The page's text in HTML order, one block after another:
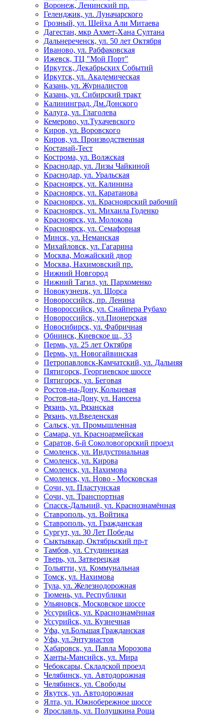
Воронеж, Ленинский пр.
Геленджик, ул. Луначарского
Грозный, ул. Шейха Али Митаева
Дагестан, мкр Ахмет-Хана Султана
Дальнереченск, ул. 50 лет Октября
Иваново, ул. Рабфаковская
Ижевск, ТЦ "Мой Порт"
Иркутск, Декабрьских Событий
Иркутск, ул. Академическая
Казань, ул. Журналистов
Казань, ул. Сибирский тракт
Калининград, Дм.Донского
Калуга, ул. Глаголева
Кемерово, ул.Тухачевского
Киров, ул. Воровского
Киров, ул. Производственная
Костанай-Тест
Кострома, ул. Волжская
Краснодар, ул. Лизы Чайкиной
Краснодар, ул. Уральская
Красноярск, ул. Калинина
Красноярск, ул. Каратанова
Красноярск, ул. Красноярский рабочий
Красноярск, ул. Михаила Годенко
Красноярск, ул. Молокова
Красноярск, ул. Семафорная
Минск, ул. Неманская
Михайловск, ул. Гагарина
Москва, Можайский двор
Москва, Нахимовский пр.
Нижний Новгород
Нижний Тагил, ул. Пархоменко
Новокузнецк, ул. Щорса
Новороссийск, пр. Ленина
Новороссийск, ул. Снайпера Рубахо
Новороссийск, ул.Пионерская
Новосибирск, ул. Фабричная
Обнинск, Киевское ш., 33
Пермь, ул. 25 лет Октября
Пермь, ул. Новогайвинская
Петропавловск-Камчатский, ул. Дальняя
Пятигорск, Георгиевское шоссе
Пятигорск, ул. Беговая
Ростов-на-Дону, Кольцевая
Ростов-на-Дону, ул. Нансена
Рязань, ул. Рязанская
Рязань, ул.Введенская
Сальск, ул. Промышленная
Самара, ул. Красноармейская
Саратов, 6-й Соколовогорский проезд
Смоленск, ул. Индустриальная
Смоленск, ул. Кирова
Смоленск, ул. Нахимова
Смоленск, ул. Ново - Московская
Сочи, ул. Пластунская
Сочи, ул. Транспортная
Спасск-Дальний, ул. Краснознамённая
Ставрополь, ул. Войтика
Ставрополь, ул. Гражданская
Сургут, ул. 30 Лет Победы
Сыктывкар, Октябрьский пр-т
Тамбов, ул. Студинецкая
Тверь, ул. Затверецкая
Тольятти, ул. Коммунальная
Томск, ул. Нахимова
Тула, ул. Железнодорожная
Тюмень, ул. Республики
Ульяновск, Московское шоссе
Уссурийск, ул. Краснознамённая
Уссурийск, ул. Кузнечная
Уфа, ул.Большая Гражданская
Уфа, ул.Энтузиастов
Хабаровск, ул. Павла Морозова
Ханты-Мансийск, ул. Мира
Чебоксары, Складской проезд
Челябинск, ул. Автодорожная
Челябинск, ул. Свободы
Якутск, ул. Автодорожная
Ялта, ул. Южнобережное шоссе
Ярославль, ул. Полушкина Роща